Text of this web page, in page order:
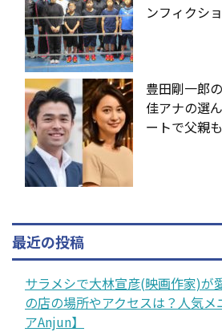
ンフィクショ
豊田剛一郎
佳アナの選
ートで父親
最近の投稿
サラメシで大林宣彦(映画作家)が
の店の場所やアクセスは？人気メ
アAnjun】